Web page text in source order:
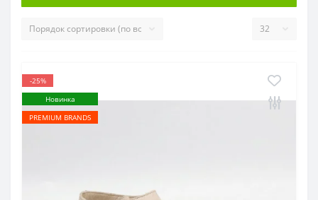
-25%
Новинка
PREMIUM BRANDS